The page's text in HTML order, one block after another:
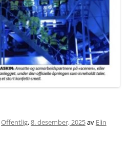
Offentlig,8. desember, 2025av Elin